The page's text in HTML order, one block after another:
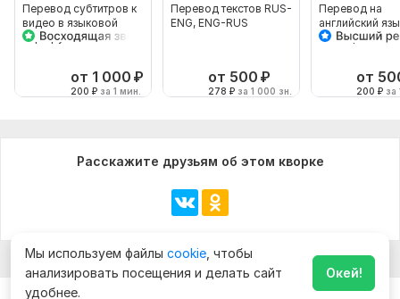
Перевод субтитров к
видео в языковой
паре русский-
от 1 000 ₽
200 ₽ за 1 мин.
Перевод текстов RUS-
ENG, ENG-RUS
от 500 ₽
278 ₽ за 1 000 зн.
Перевод на
английский
наоборот
от
200 ₽ за
Расскажите друзьям об этом кворке
Мы используем файлы cookie , чтобы
анализировать посещения и делать сайт
удобнее.
Окей!